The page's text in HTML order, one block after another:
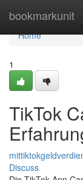
bookmarkunit
Home
Home
1
TikTok
Discuss